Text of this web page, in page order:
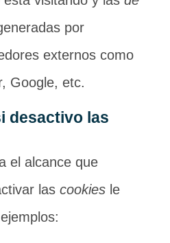
por
externos como
Google, etc.
desactivo las
el alcance que
las cookiesle